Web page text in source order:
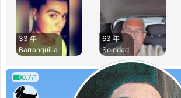
33 年
Barranquilla
63 年
Soledad
0.7/1